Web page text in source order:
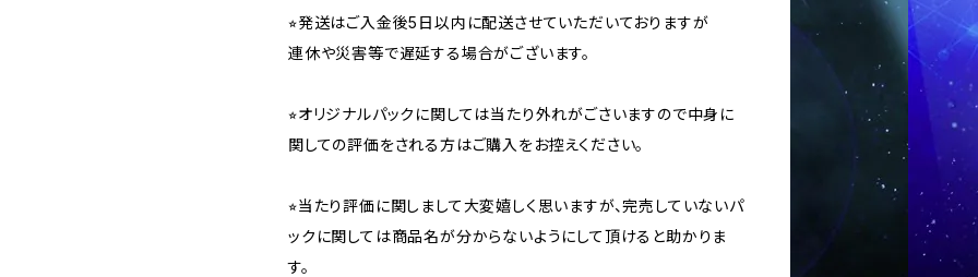
⭐︎発送はご入金後5日以内に配送させていただいておりますが
連休や災害等で遅延する場合がございます。
⭐︎オリジナルパックに関しては当たり外れがごさいますので中身に
関しての評価をされる方はご購入をお控えください。
⭐︎当たり評価に関しまして大変嬉しく思いますが、完売していないパ
ックに関しては商品名が分からないようにして頂けると助かりま
す。